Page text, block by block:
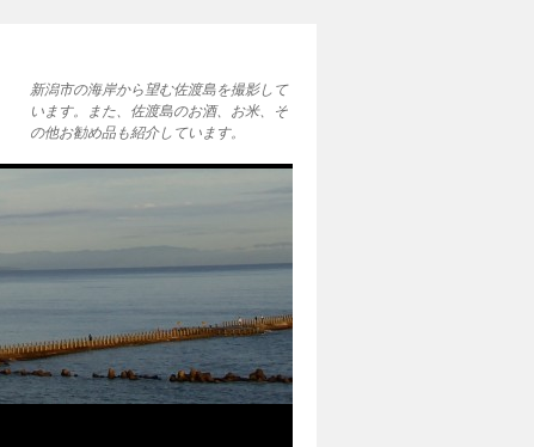
新潟市の海岸から望む佐渡島を撮影して
います。また、佐渡島のお酒、お米、そ
の他お勧め品も紹介しています。